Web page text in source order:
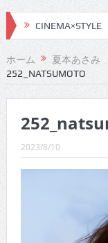
CINEMA×STYLE
ホーム
夏本あさみ
252_NATSUMOTO
2023/8/10